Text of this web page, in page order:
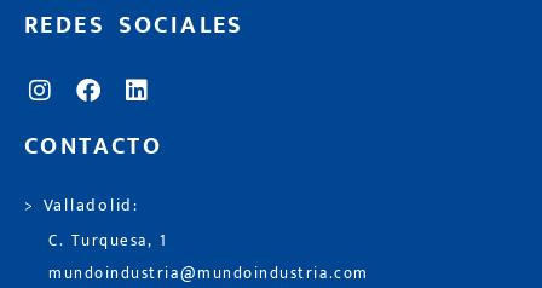
REDES SOCIALES
CONTACTO
> Valladolid:
C. Turquesa, 1
mundoindustria@mundoindustria.com